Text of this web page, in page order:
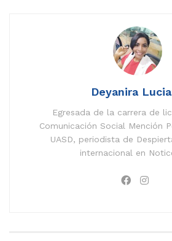
Deyanira
Egresada de la carrera de
Comunicación Social Mención
UASD, periodista de
internacional en